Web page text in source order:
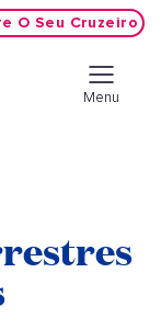
O Seu Cruzeiro
Menu